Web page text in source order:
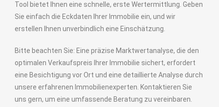
Tool bietet Ihnen eine schnelle, erste Wertermittlung. Geben
Sie einfach die Eckdaten Ihrer Immobilie ein, und wir
erstellen Ihnen unverbindlich eine Einschätzung.
Bitte beachten Sie: Eine präzise Marktwertanalyse, die den
optimalen Verkaufspreis Ihrer Immobilie sichert, erfordert
eine Besichtigung vor Ort und eine detaillierte Analyse durch
unsere erfahrenen Immobilienexperten. Kontaktieren Sie
uns gern, um eine umfassende Beratung zu vereinbaren.